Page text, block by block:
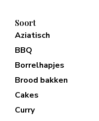
Soort
Aziatisch
BBQ
Borrelhapjes
Brood bakken
Cakes
Curry